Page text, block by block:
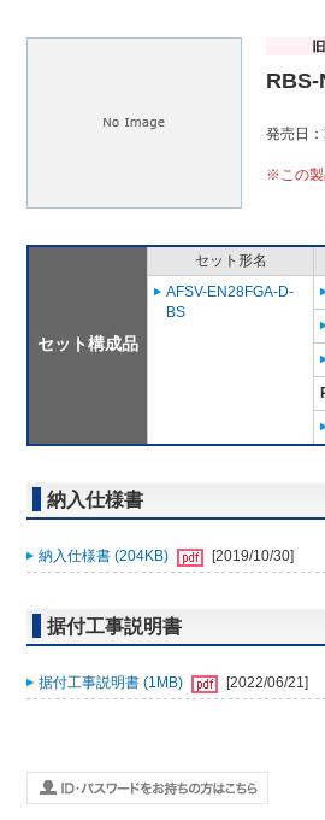
RBS-
発売日
※この製
セット構成品
セット形名
AFSV-EN28FGA-D-
BS
納入仕様書
納入仕様書 (204KB) [2019/10/30]
据付工事説明書
据付工事説明書 (1MB) [2022/06/21]